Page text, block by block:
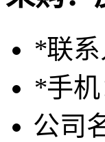
*联系
*手机
公司